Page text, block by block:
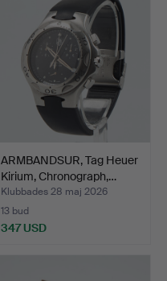
ARMBANDSUR, Tag Heuer
Kirium, Chronograph,…
Klubbades 28 maj 2026
13 bud
347 USD